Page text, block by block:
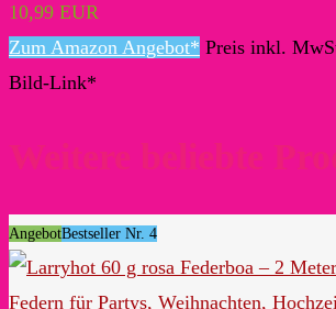
10,99 EUR
Zum Amazon Angebot* Preis inkl.
Bild-Link*
Weitere beliebte
AngebotBestseller Nr. 4